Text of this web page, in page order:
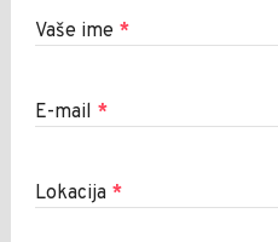
Vaše ime *
E-mail *
Lokacija *